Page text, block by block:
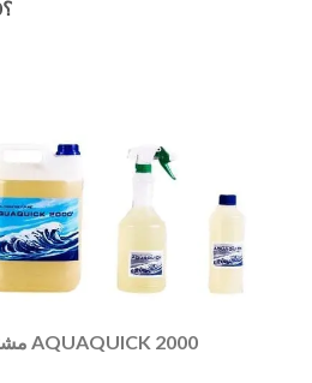
ما هو AQUAQUICK 2000؟
مشتتات تسربات النفط من نوع AQUAQUICK 2000